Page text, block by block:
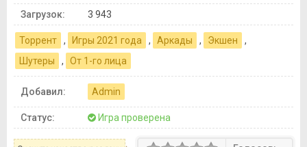
Загрузок:
3 943
Торрент , Игры 2021 года , Аркады , Экшен
,
Шутеры
, От 1-го лица
Добавил: Admin
Статус: Игра проверена